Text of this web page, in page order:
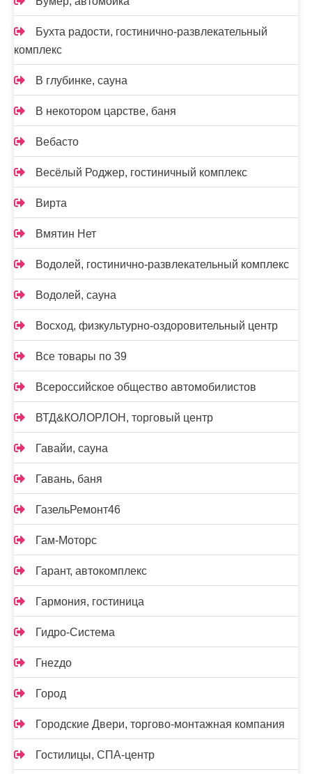
Бухта радости, гостинично-развлекательный
комплекс
В глубинке, сауна
В некотором царстве, баня
Вебасто
Весёлый Роджер, гостиничный комплекс
Вирта
Вмятин Нет
Водолей, гостинично-развлекательный комплекс
Водолей, сауна
Восход, физкультурно-оздоровительный центр
Все товары по 39
Всероссийское общество автомобилистов
ВТД&КОЛОРЛОН, торговый центр
Гавайи, сауна
Гавань, баня
ГазельРемонт46
Гам-Моторс
Гарант, автокомплекс
Гармония, гостиница
Гидро-Система
Гнеzдо
Город
Городские Двери, торгово-монтажная компания
Гостилицы, СПА-центр